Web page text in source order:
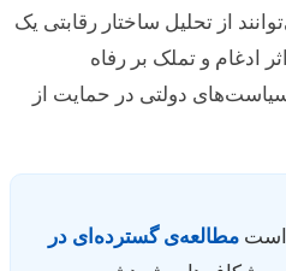
از تحلیل ساختار رقابتی یک
ادغام و تملک بر رفاه
دولتی در حمایت از
است مطالعه‌ی گسترده‌ای در